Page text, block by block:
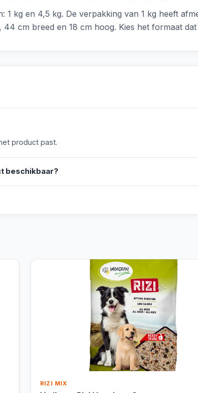
1 kg en 4,5 kg. De verpakking van 1 kg heeft
cm breed en 18 cm hoog. Kies het formaat
product past.
beschikbaar?
RIZI MIX